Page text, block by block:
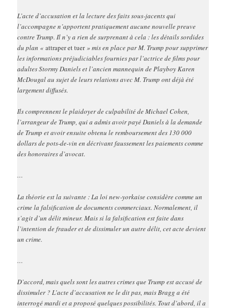
L’acte d’accusation et la lecture des faits sous-jacents qui
l’accompagne n’apportent pratiquement aucune nouvelle preuve
contre Trump. Il n’y a rien de surprenant à cela : les détails sordides
du plan «attraper et tuer» mis en place par M. Trump pour supprimer
les informations préjudiciables fournies par l’actrice de films pour
adultes Stormy Daniels et l’ancien mannequin de Playboy Karen
McDougal au sujet de leurs relations avec M. Trump ont déjà été
largement diffusés.
Ils comprennent le plaidoyer de culpabilité de Michael Cohen,
l’arrangeur de Trump, qui a admis avoir payé Daniels à la demande
de Trump et avoir ensuite obtenu le remboursement des 130 000
dollars de pots-de-vin en décrivant faussement les paiements comme
des honoraires d’avocat.
…
La théorie est la suivante : La loi new-yorkaise considère comme un
crime la falsification de documents commerciaux. Normalement, il
s’agit d’un délit mineur. Mais si la falsification est faite dans
l’intention de frauder et de dissimuler un autre délit, cet acte devient
un crime.
…
D’accord, mais quels sont les autres crimes que Trump est accusé de
dissimuler ? L’acte d’accusation ne le dit pas, mais Bragg a été
interrogé mardi et a proposé quelques possibilités. Tout d’abord, il a